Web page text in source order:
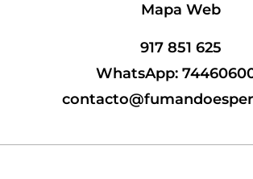
Mapa Web
917 851 625
WhatsApp: